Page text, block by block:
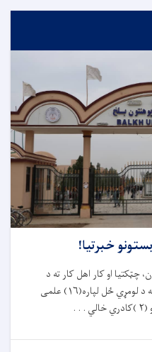
خبرتیا!
چټکتیا او کار اهل کار ته د
سپارلو او مسلکي کسانو د ګمارلو په موخه د لومړي ځل لپاره(١٦) علمی
. .